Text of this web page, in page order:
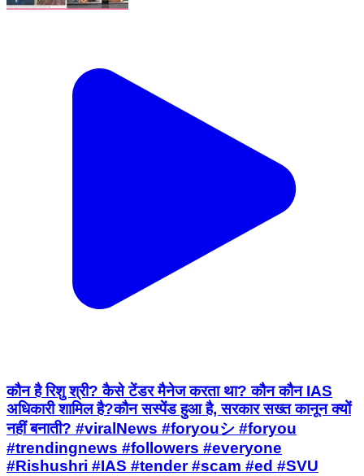
कौन है रिशु श्री? कैसे टेंडर मैनेज करता था? कौन कौन IAS
अधिकारी शामिल है?कौन सस्पेंड हुआ है, सरकार सख्त कानून क्यों
नहीं बनाती? #viralNews #foryouシ #foryou
#trendingnews #followers #everyone
#Rishushri #IAS #tender #scam #ed #SVU